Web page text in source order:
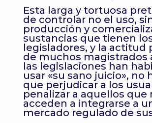
Esta larga y tortuosa
de controlar no el uso,
producción y
sustancias que tienen
legisladores, y la actitud
de muchos magistrados
las legislaciones han
usar «su sano juicio», no
que perjudicar a los
penalizar a aquellos que
acceden a integrarse a
mercado regulado de